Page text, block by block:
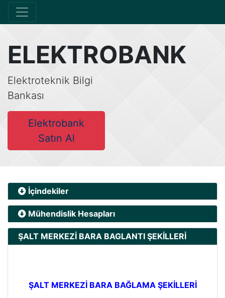
ELEKTROBANK
Elektroteknik Bilgi
Bankası
Elektrobank
Satın Al
İçindekiler
Mühendislik Hesapları
ŞALT MERKEZİ BARA BAGLANTI ŞEKİLLERİ
ŞALT MERKEZİ BARA BAĞLAMA ŞEKİLLERİ